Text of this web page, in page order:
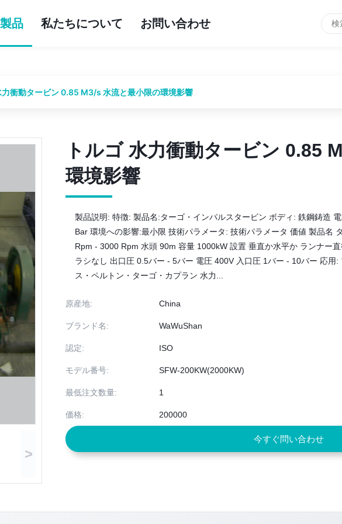
製品 私たちについて お問い合わせ
力衝動タービン 0.85 M3/s 水流と最小限の環境影響
>
トルゴ 水力衝動タービン 0.85
環境影響
トルゴ 水力衝動タービン 0.85
環境影響
製品説明: 特徴: 製品名:ターゴ・インパルスタービン ボディ: 鉄鋼鋳造
Bar 環境への影響:最小限 技術パラメータ: 技術パラメータ 価値 製品名
Rpm - 3000 Rpm 水頭 90m 容量 1000kW 設置 垂直か水平か ランナー
ラシなし 出口圧 0.5バー - 5バー 電圧 400V 入口圧 1バー - 10バー 応用
ス・ペルトン・ターゴ・カプラン 水力...
原産地: China
ブランド名: WaWuShan
認定: ISO
モデル番号: SFW-200KW(2000KW)
最低注文数量: 1
価格: 200000
今すぐ問い合わせ